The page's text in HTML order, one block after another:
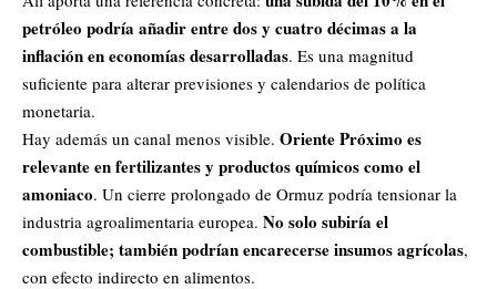
petróleo podría añadir entre dos y cuatro décimas a la
inflación en economías desarrolladas. Es una magnitud
suficiente para alterar previsiones y calendarios de política
monetaria.
Hay además un canal menos visible. Oriente Próximo es
relevante en fertilizantes y productos químicos como el
amoniaco. Un cierre prolongado de Ormuz podría tensionar la
industria agroalimentaria europea. No solo subiría el
combustible; también podrían encarecerse insumos agrícolas,
con efecto indirecto en alimentos.